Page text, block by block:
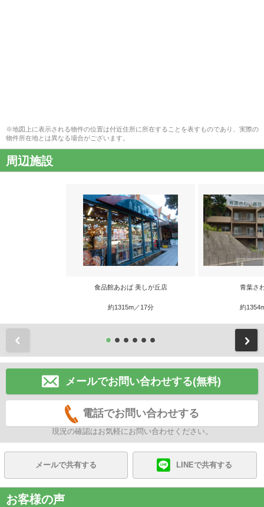
※地図上に表示される物件の位置は付近住所に所在することを表すものであり、実際の
物件所在地とは異なる場合がございます。
周辺施設
食品館あおば 美しが丘店
約1315m／17分
青葉さ
約
メールでお問い合わせする(無料)
電話でお問い合わせする
現況の確認はお気軽にお問い合わせください。
メールで共有する LINEで共有する
お客様の声